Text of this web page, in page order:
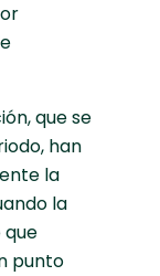
que se
han
la
la
que
punto